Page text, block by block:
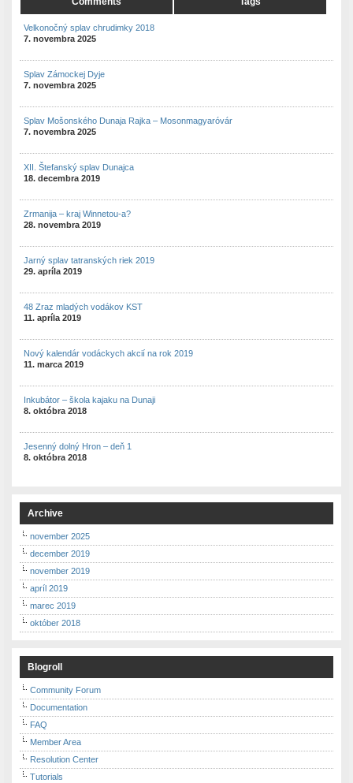
Velkonočný splav chrudimky 2018
7. novembra 2025
Splav Zámockej Dyje
7. novembra 2025
Splav Mošonského Dunaja Rajka – Mosonmagyaróvár
7. novembra 2025
XII. Štefanský splav Dunajca
18. decembra 2019
Zrmanija – kraj Winnetou-a?
28. novembra 2019
Jarný splav tatranských riek 2019
29. apríla 2019
48 Zraz mladých vodákov KST
11. apríla 2019
Nový kalendár vodáckych akcií na rok 2019
11. marca 2019
Inkubátor – škola kajaku na Dunaji
8. októbra 2018
Jesenný dolný Hron – deň 1
8. októbra 2018
Archive
november 2025
december 2019
november 2019
apríl 2019
marec 2019
október 2018
Blogroll
Community Forum
Documentation
FAQ
Member Area
Resolution Center
Tutorials